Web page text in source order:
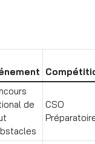
de
CSO